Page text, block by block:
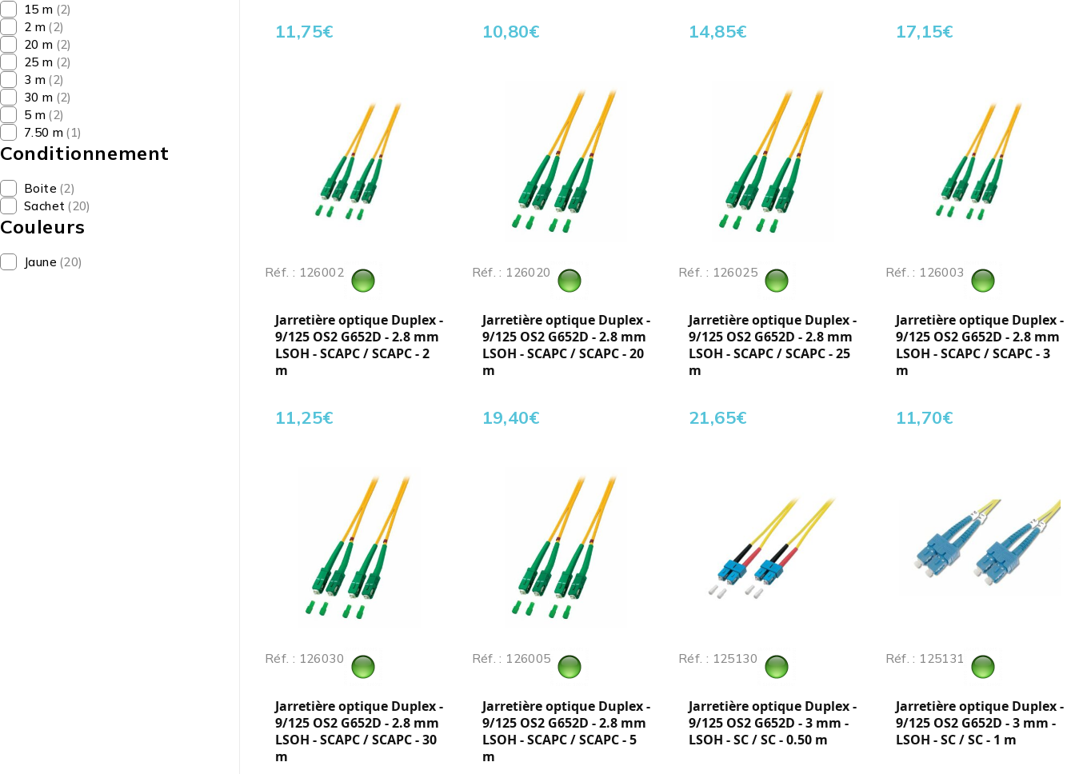
15 m (2)
2 m (2)
20 m (2)
25 m (2)
3 m (2)
30 m (2)
5 m (2)
7.50 m (1)
Conditionnement
Boite (2)
Sachet (20)
Couleurs
Jaune (20)
11,75€ 10,80€ 14,85€ 17,15€
Réf. : 126002
Jarretière optique Duplex -
9/125 OS2 G652D - 2.8 mm
LSOH - SCAPC / SCAPC - 2
m
11,25€
Réf. : 126020
Jarretière optique Duplex -
9/125 OS2 G652D - 2.8 mm
LSOH - SCAPC / SCAPC - 20
m
19,40€
Réf. : 126025
Jarretière optique Duplex -
9/125 OS2 G652D - 2.8 mm
LSOH - SCAPC / SCAPC - 25
m
21,65€
Réf. : 126003
Jarretière optique Duplex -
9/125 OS2 G652D - 2.8 mm
LSOH - SCAPC / SCAPC - 3
m
11,70€
Réf. : 126030
Jarretière optique Duplex -
9/125 OS2 G652D - 2.8 mm
LSOH - SCAPC / SCAPC - 30
m
Réf. : 126005
Jarretière optique Duplex -
9/125 OS2 G652D - 2.8 mm
LSOH - SCAPC / SCAPC - 5
m
Réf. : 125130
Jarretière optique Duplex -
9/125 OS2 G652D - 3 mm -
LSOH - SC / SC - 0.50 m
Réf. : 125131
Jarretière optique Duplex -
9/125 OS2 G652D - 3 mm -
LSOH - SC / SC - 1 m